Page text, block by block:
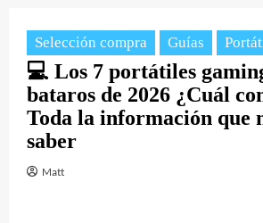
Selección compra Guías
💻 Los 7 portátiles
bataros de 2026 ¿Cuál
Toda la información que
saber
Matt